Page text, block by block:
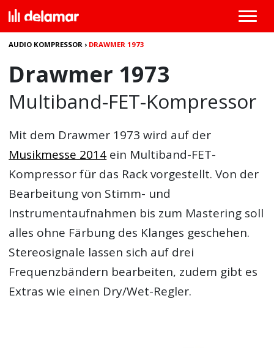
AUDIO KOMPRESSOR › DRAWMER 1973
Drawmer 1973
Multiband-FET-Kompressor
Mit dem Drawmer 1973 wird auf der
Musikmesse 2014 ein Multiband-FET-
Kompressor für das Rack vorgestellt. Von der
Bearbeitung von Stimm- und
Instrumentaufnahmen bis zum Mastering soll
alles ohne Färbung des Klanges geschehen.
Stereosignale lassen sich auf drei
Frequenzbändern bearbeiten, zudem gibt es
Extras wie einen Dry/Wet-Regler.